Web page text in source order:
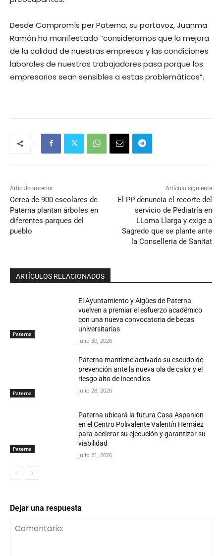
Desde Compromís per Paterna, su portavoz, Juanma
Ramón ha manifestado “consideramos que la mejora
de la calidad de nuestras empresas y las condiciones
laborales de nuestros trabajadores pasa porque los
empresarios sean sensibles a estas problemáticas”.
Artículo anterior
Cerca de 900 escolares de
Paterna plantan árboles en
diferentes parques del
pueblo
Artículo siguiente
El PP denuncia el recorte del
servicio de Pediatría en
LLoma Llarga y exige a
Sagredo que se plante ante
la Conselleria de Sanitat
ARTÍCULOS RELACIONADOS
Paterna
El Ayuntamiento y Aigües de Paterna
vuelven a premiar el esfuerzo académico
con una nueva convocatoria de becas
universitarias
julio 30, 2026
Paterna
Paterna mantiene activado su escudo de
prevención ante la nueva ola de calor y el
riesgo alto de incendios
julio 28, 2026
Paterna
Paterna ubicará la futura Casa Aspanion
en el Centro Polivalente Valentín Hernáez
para acelerar su ejecución y garantizar su
viabilidad
julio 21, 2026
Dejar una respuesta